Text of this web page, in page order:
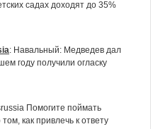
садах доходят до 35%
: Навальный: Медведев дал
году получили огласку
Помогите поймать
как привлечь к ответу